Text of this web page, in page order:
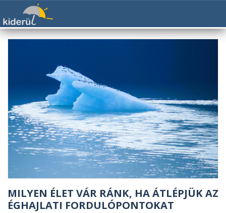
MILYEN ÉLET VÁR RÁNK, HA ÁTLÉPJÜK AZ
ÉGHAJLATI FORDULÓPONTOKAT